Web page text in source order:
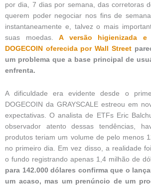
por dia, 7 dias por semana, das corretoras
querem poder negociar nos fins de
instantaneamente e, talvez o mais
suas moedas.A versão higienizada e
DOGECOIN oferecida por Wall Street
um problema que a base principal de
enfrenta.
A dificuldade era evidente desde o
DOGECOIN da GRAYSCALE estreou em
expectativas. O analista de ETFs Eric
observador atento dessas tendências,
produtos teriam um volume de pelo menos
no primeiro dia. Em vez disso, a realidade
o fundo registrando apenas 1,4 milhão de
para 142.000 dólares confirma que o
um acaso, mas um prenúncio de um